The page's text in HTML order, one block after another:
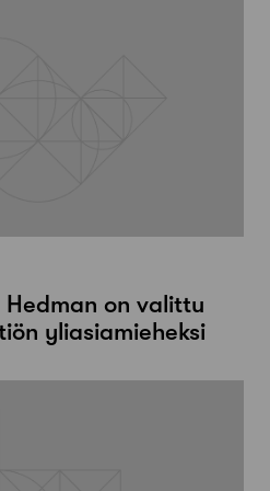
Hedman on valittu
yliasiamieheksi